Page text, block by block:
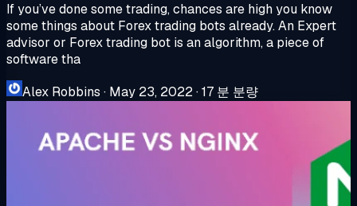
If you’ve done some trading, chances are high you know
some things about Forex trading bots already. An Expert
advisor or Forex trading bot is an algorithm, a piece of
software tha
Alex Robbins · May 23, 2022·17 분 분량